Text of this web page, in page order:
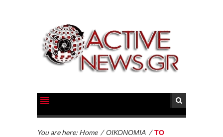
You are here: Home /ΟΙΚΟΝΟΜΙΑ /ΤΟ